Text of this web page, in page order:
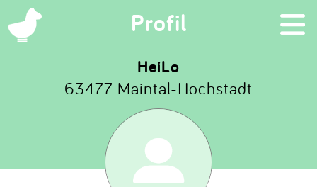
Profil ×
Suchen
Eintragen
App
HeiLo
63477 Maintal-Hochstadt